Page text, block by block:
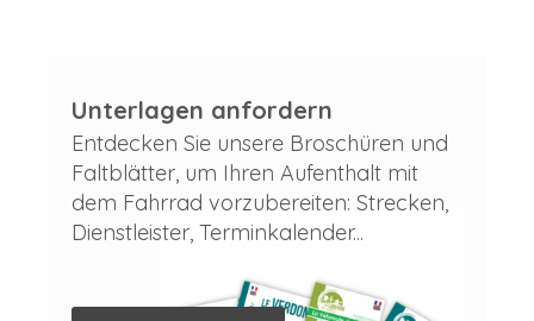
Unterlagen anfordern
Entdecken Sie unsere Broschüren und
Faltblätter, um Ihren Aufenthalt mit
dem Fahrrad vorzubereiten: Strecken,
Dienstleister, Terminkalender...